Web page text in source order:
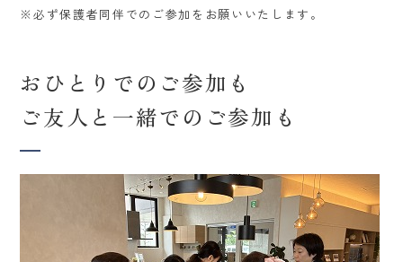
※必ず保護者同伴でのご参加をお願いいたします。
おひとりでのご参加も
ご友人と一緒でのご参加も